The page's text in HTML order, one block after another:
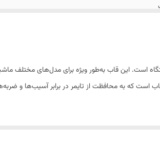
است. این قاب به‌طور ویژه برای مدل‌های مختلف
که به محافظت از تایمر در برابر آسیب‌ها و